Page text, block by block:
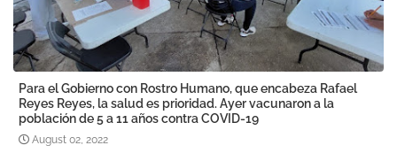
Para el Gobierno con Rostro Humano, que encabeza Rafael
Reyes Reyes, la salud es prioridad. Ayer vacunaron a la
población de 5 a 11 años contra COVID-19
August 02, 2022